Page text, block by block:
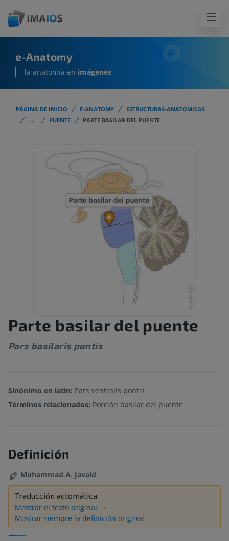
e-Anatomy
la anatomía en imágenes
PÁGINA DE INICIO E-ANATOMY
ESTRUCTURAS-ANATOMICAS
...
PUENTE PARTE BASILAR DEL PUENTE
Parte basilar del puente
Pars basilaris pontis
Sinónimo en latín: Pars ventralis pontis
Términos relacionados: Porción basilar del puente
Definición
Muhammad A. Javaid
Traducción automática
Mostrar el texto original
Mostrar siempre la definición original